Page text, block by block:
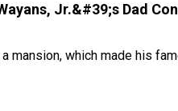
Jr.&#39;s Dad
mansion, which made his